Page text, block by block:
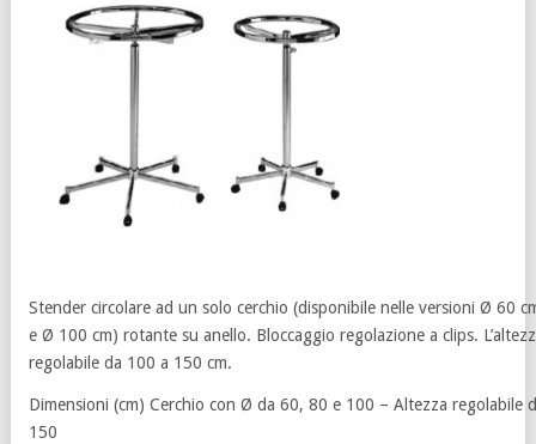
Stender circolare ad un solo cerchio (disponibile nelle versioni Ø 60
e Ø 100 cm) rotante su anello. Bloccaggio regolazione a clips.
regolabile da 100 a 150 cm.
Dimensioni (cm) Cerchio con Ø da 60, 80 e 100 – Altezza regolabile
150